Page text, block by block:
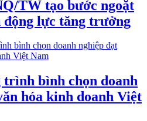
TW tạo bước ngoặt
động lực tăng trưởng
bình chọn doanh
hóa kinh doanh Việt